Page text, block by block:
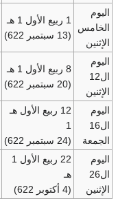
اليوم
الخامس
الإثنين
1 ربيع الأول 1 هـ
(13 سبتمبر 622)
اليوم
ال12
الإثنين
8 ربيع الأول 1 هـ
(20 سبتمبر 622)
اليوم
ال16
الجمعة
12 ربيع الأول هـ
1
(24 سبتمبر 622)
اليوم
ال26
الإثنين
22 ربيع الأول 1
هـ
(4 أكتوبر 622)